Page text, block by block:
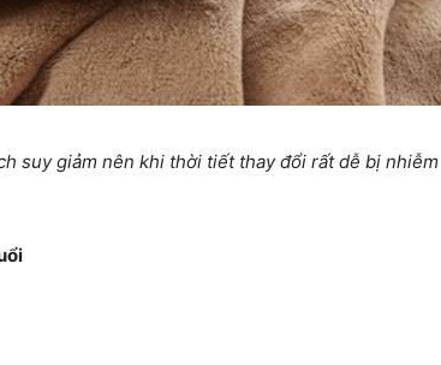
suy giảm nên khi thời tiết thay đổi rất dễ bị nhiễm